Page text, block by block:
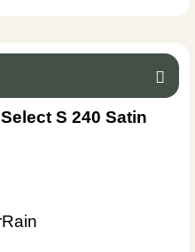
S 240 Satin